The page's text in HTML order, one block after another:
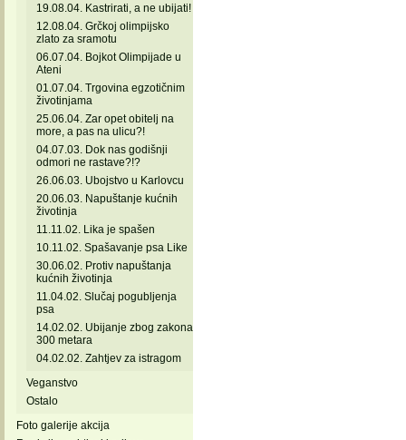
19.08.04. Kastrirati, a ne ubijati!
12.08.04. Grčkoj olimpijsko
zlato za sramotu
06.07.04. Bojkot Olimpijade u
Ateni
01.07.04. Trgovina egzotičnim
životinjama
25.06.04. Zar opet obitelj na
more, a pas na ulicu?!
04.07.03. Dok nas godišnji
odmori ne rastave?!?
26.06.03. Ubojstvo u Karlovcu
20.06.03. Napuštanje kućnih
životinja
11.11.02. Lika je spašen
10.11.02. Spašavanje psa Like
30.06.02. Protiv napuštanja
kućnih životinja
11.04.02. Slučaj pogubljenja
psa
14.02.02. Ubijanje zbog zakona
300 metara
04.02.02. Zahtjev za istragom
Veganstvo
Ostalo
Foto galerije akcija